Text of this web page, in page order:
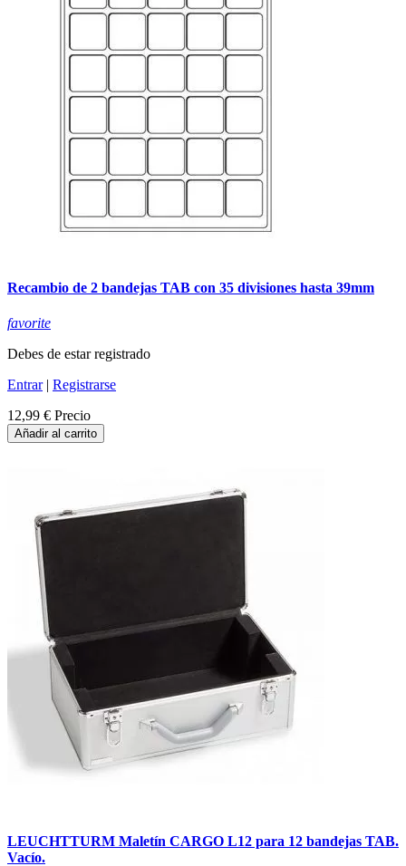
Recambio de 2 bandejas TAB con 35 divisiones hasta 39mm
favorite
Debes de estar registrado
Entrar| Registrarse
12,99 € Precio
Añadir al carrito
LEUCHTTURM Maletín CARGO L12 para 12 bandejas TAB.
Vacío.